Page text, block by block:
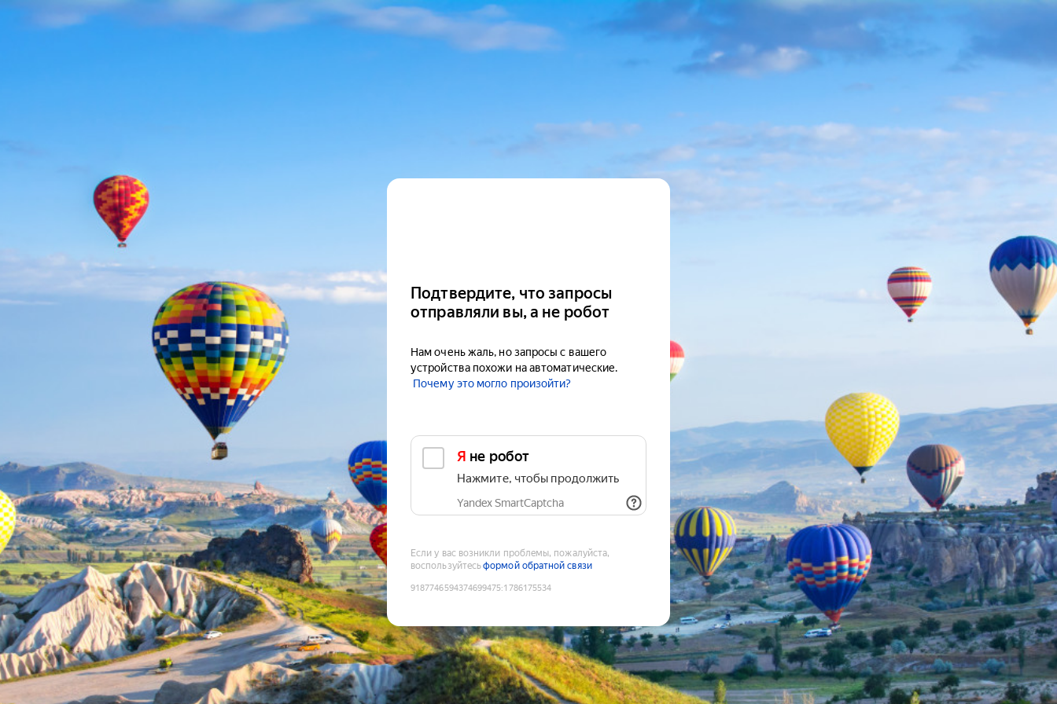
Подтвердите, что запросы
отправляли вы, а не робот
Нам очень жаль, но запросы с вашего
устройства похожи на автоматические.
Почему это могло произойти?
Я не робот
Нажмите, чтобы продолжить
Yandex SmartCaptcha
Если у вас возникли проблемы, пожалуйста,
воспользуйтесьформой обратной связи
9187746594374699475:1786175534